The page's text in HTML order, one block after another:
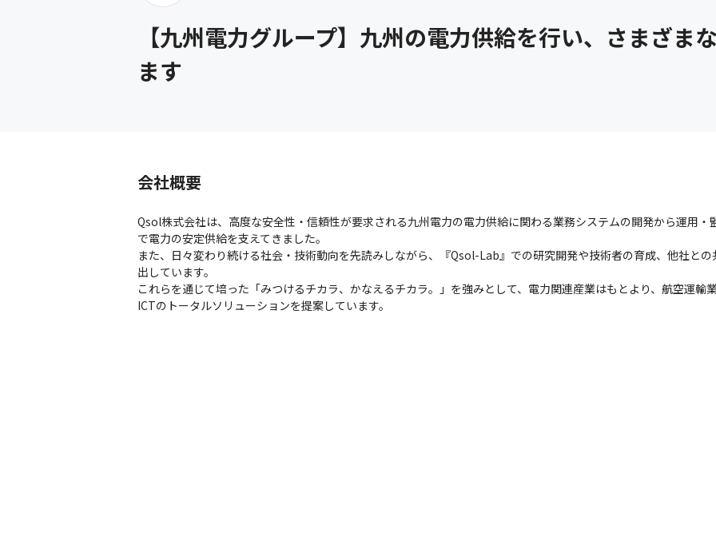
【九州電力グループ】九州の電力供給を行い、さまざま
ます
会社概要
Qsol株式会社は、高度な安全性・信頼性が要求される九州電力の電力供給に関わる業務システムの開発から運用
で電力の安定供給を支えてきました。
また、日々変わり続ける社会・技術動向を先読みしながら、『Qsol-Lab』での研究開発や技術者の育成、他社と
出しています。
これらを通じて培った「みつけるチカラ、かなえるチカラ。」を強みとして、電力関連産業はもとより、航空運輸
ICTのトータルソリューションを提案しています。